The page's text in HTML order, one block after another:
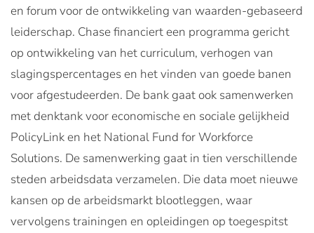
en forum voor de ontwikkeling van waarden-gebaseerd
leiderschap. Chase financiert een programma gericht
op ontwikkeling van het curriculum, verhogen van
slagingspercentages en het vinden van goede banen
voor afgestudeerden. De bank gaat ook samenwerken
met denktank voor economische en sociale gelijkheid
PolicyLink en het National Fund for Workforce
Solutions. De samenwerking gaat in tien verschillende
steden arbeidsdata verzamelen. Die data moet nieuwe
kansen op de arbeidsmarkt blootleggen, waar
vervolgens trainingen en opleidingen op toegespitst